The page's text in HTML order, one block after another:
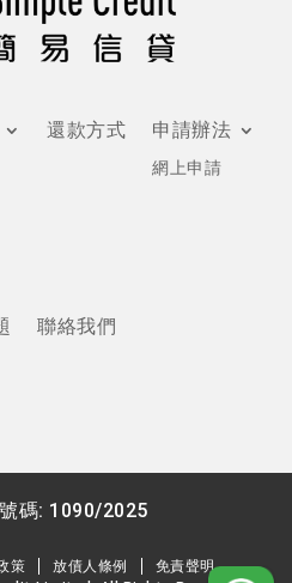
還款方式 申請辦法
網上申請
聯絡我們
碼: 1090/2025
策 放債人條例
免責聲明